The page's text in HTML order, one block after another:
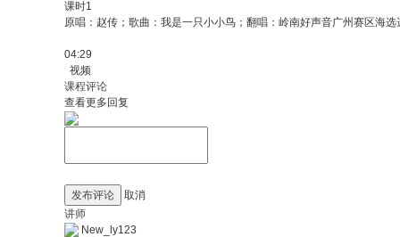
课时1
原唱：赵传；歌曲：我是一只小小鸟；翻唱：岭南好声音广州赛区海选
04:29
视频
课程评论
查看更多回复
发布评论
取消
讲师
New_ly123